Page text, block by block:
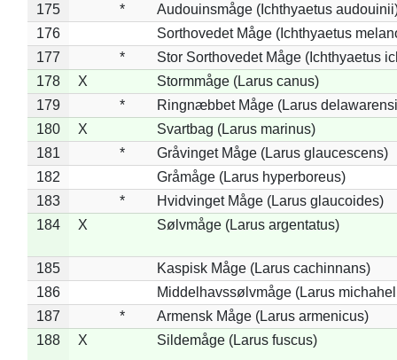
175
*
Audouinsmåge (Ichthyaetus
176
Sorthovedet Måge (Ichthyaetus
177
*
Stor Sorthovedet Måge (Ichthyaetus
178
X
Stormmåge (Larus canus)
179
*
Ringnæbbet Måge (Larus
180
X
Svartbag (Larus marinus)
181
*
Gråvinget Måge (Larus glaucescens)
182
Gråmåge (Larus hyperboreus)
183
*
Hvidvinget Måge (Larus glaucoides)
184
X Sølvmåge (Larus argentatus)
185
Kaspisk Måge (Larus cachinnans)
186
Middelhavssølvmåge (Larus
187
*
Armensk Måge (Larus armenicus)
188
X Sildemåge (Larus fuscus)